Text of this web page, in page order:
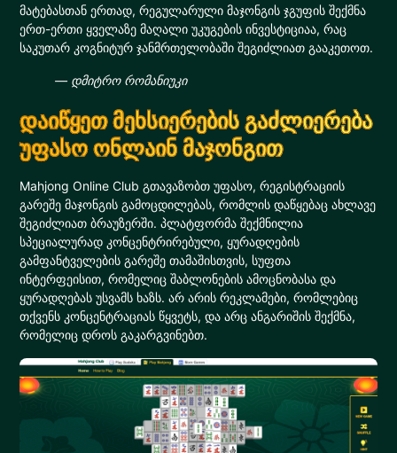
მატებასთან ერთად, რეგულარული მაჯონგის ჯგუფის შექმნა
ერთ-ერთი ყველაზე მაღალი უკუგების ინვესტიციაა, რაც
საკუთარ კოგნიტურ ჯანმრთელობაში შეგიძლიათ გააკეთოთ.
— დმიტრო რომანიუკი
დაიწყეთ მეხსიერების გაძლიერება
უფასო ონლაინ მაჯონგით
Mahjong Online Club გთავაზობთ უფასო, რეგისტრაციის
გარეშე მაჯონგის გამოცდილებას, რომლის დაწყებაც ახლავე
შეგიძლიათ ბრაუზერში. პლატფორმა შექმნილია
სპეციალურად კონცენტრირებული, ყურადღების
გამფანტველების გარეშე თამაშისთვის, სუფთა
ინტერფეისით, რომელიც შაბლონების ამოცნობასა და
ყურადღებას უსვამს ხაზს. არ არის რეკლამები, რომლებიც
თქვენს კონცენტრაციას წყვეტს, და არც ანგარიშის შექმნა,
რომელიც დროს გაკარგვინებთ.